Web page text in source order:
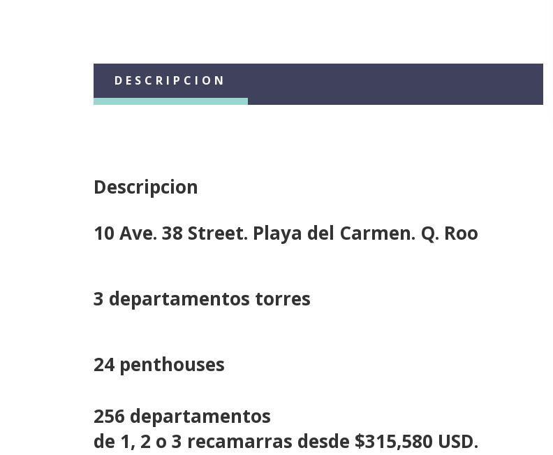
DESCRIPCION
Descripcion
10 Ave. 38 Street. Playa del Carmen. Q. Roo
3 departamentos torres
24 penthouses
256 departamentos
de 1, 2 o 3 recamarras desde $315,580 USD.